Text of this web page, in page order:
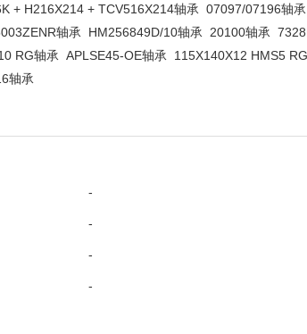
+ H216X214 + TCV516X214轴承 07097/07196轴承
轴承 HM256849D/10轴承 20100轴承
RG轴承 APLSE45-OE轴承
115X140X12 HMS5
轴承
-
-
-
-